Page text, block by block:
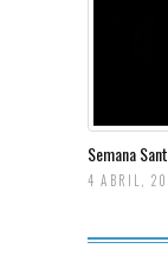
Semana
4 ABRIL,